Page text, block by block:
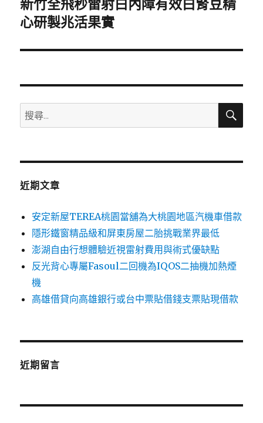
下
一
文
新竹全飛秒雷射白內障有效白腎豆精
心研製兆活果實
搜
尋
鍵
搜
近期文章
安定新屋TEREA桃園當舖為大桃園地區汽機車借款
隱形鐵窗精品級和屏東房屋二胎挑戰業界最低
澎湖自由行想體驗近視雷射費用與術式優缺點
反光背心專屬Fasoul二回機為IQOS二抽機加熱煙
機
高雄借貸向高雄銀行或台中票貼借錢支票貼現借款
近期留言